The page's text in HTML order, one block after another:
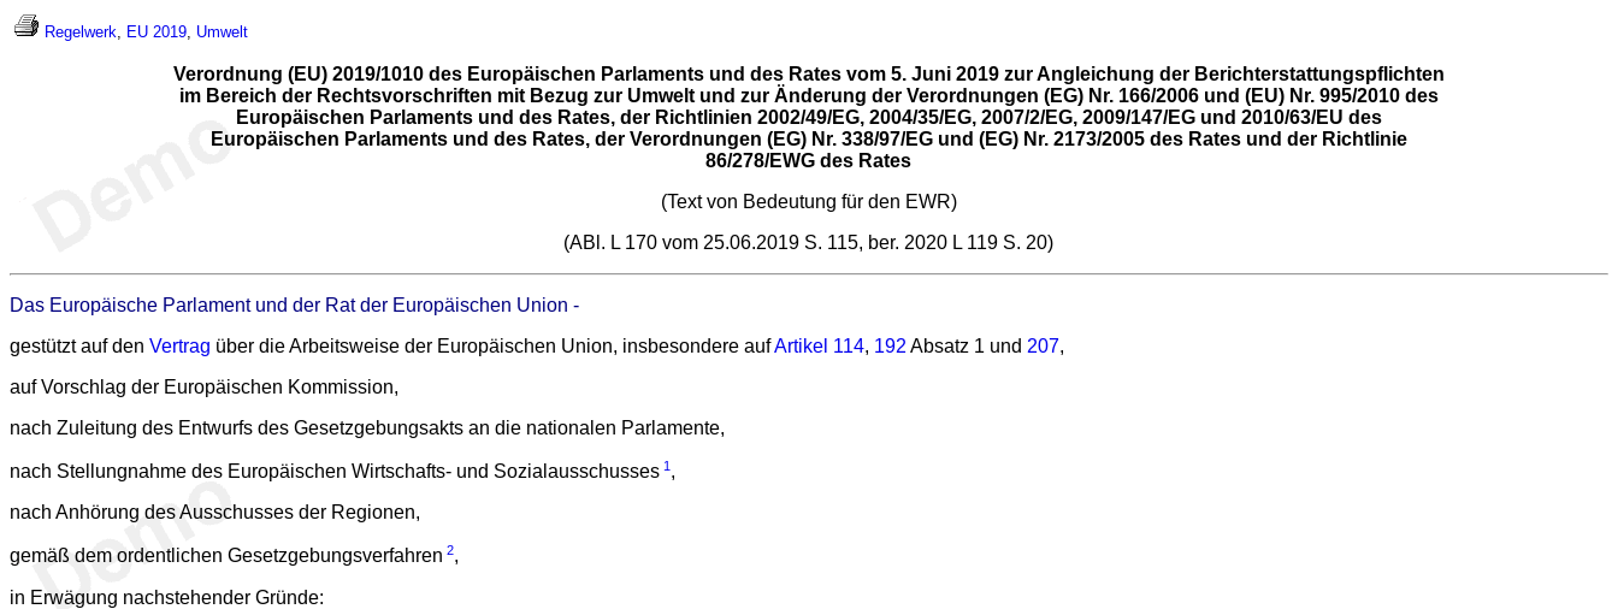
Regelwerk, EU 2019, Umwelt
Verordnung (EU) 2019/1010 des Europäischen Parlaments und des Rates vom 5. Juni 2019 zur Angleichung der Berichterstattungspflichten
im Bereich der Rechtsvorschriften mit Bezug zur Umwelt und zur Änderung der Verordnungen (EG) Nr. 166/2006 und (EU) Nr. 995/2010 des
Europäischen Parlaments und des Rates, der Richtlinien 2002/49/EG, 2004/35/EG, 2007/2/EG, 2009/147/EG und 2010/63/EU des
Europäischen Parlaments und des Rates, der Verordnungen (EG) Nr. 338/97/EG und (EG) Nr. 2173/2005 des Rates und der Richtlinie
86/278/EWG des Rates
(Text von Bedeutung für den EWR)
(ABl. L 170 vom 25.06.2019 S. 115, ber. 2020 L 119 S. 20)
Das Europäische Parlament und der Rat der Europäischen Union -
gestützt auf den Vertrag über die Arbeitsweise der Europäischen Union, insbesondere aufArtikel 114, 192 Absatz 1 und 207,
auf Vorschlag der Europäischen Kommission,
nach Zuleitung des Entwurfs des Gesetzgebungsakts an die nationalen Parlamente,
nach Stellungnahme des Europäischen Wirtschafts- und Sozialausschusses 1 ,
nach Anhörung des Ausschusses der Regionen,
gemäß dem ordentlichen Gesetzgebungsverfahren 2,
in Erwägung nachstehender Gründe: